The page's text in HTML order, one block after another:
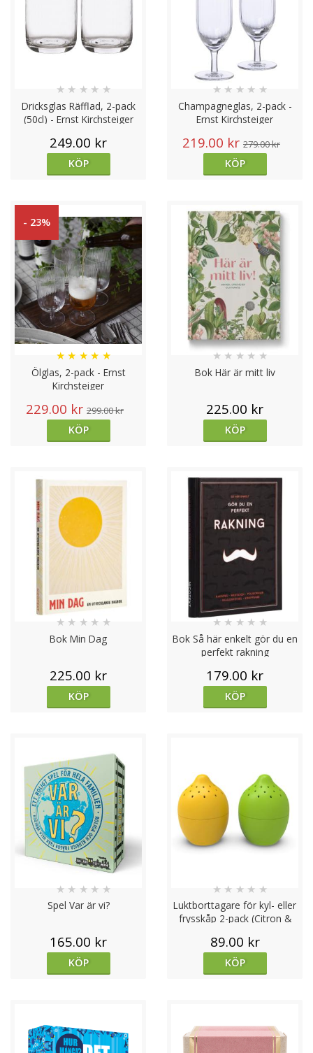
Dricksglas Räfflad, 2-pack
(50cl) - Ernst Kirchsteiger
★ ★ ★ ★ ★
249.00 kr
KÖP
Champagneglas, 2-pack -
Ernst Kirchsteiger
★ ★ ★ ★ ★
219.00 kr 279.00 kr
KÖP
- 23%
Ölglas, 2-pack - Ernst
Kirchsteiger
★ ★ ★ ★ ★
229.00 kr 299.00 kr
KÖP
Bok Här är mitt liv
★ ★ ★ ★ ★
225.00 kr
KÖP
Bok Min Dag
★ ★ ★ ★ ★
225.00 kr
KÖP
Bok Så här enkelt gör du en
perfekt rakning
★ ★ ★ ★ ★
179.00 kr
KÖP
Spel Var är vi?
★ ★ ★ ★ ★
165.00 kr
KÖP
Luktborttagare för kyl- eller
frysskåp 2-pack (Citron &
★ ★ ★ ★ ★
89.00 kr
KÖP